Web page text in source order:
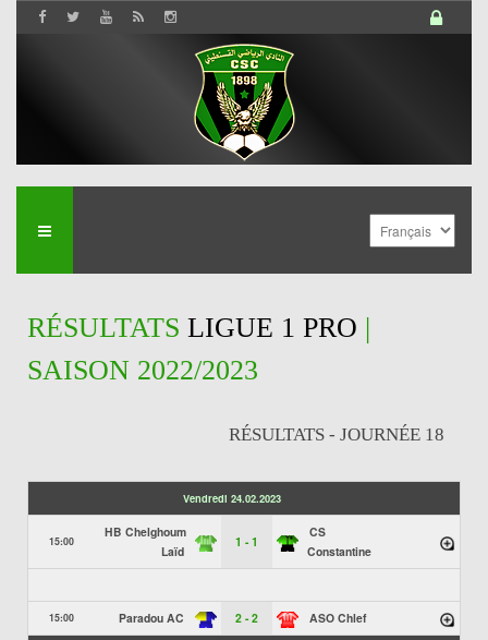
RÉSULTATS LIGUE 1 PRO |
SAISON 2022/2023
RÉSULTATS - JOURNÉE 18
Vendredi 24.02.2023
15:00
HB Chelghoum
Laïd
1 - 1
CS
Constantine
15:00 Paradou AC 2 - 2 ASO Chlef